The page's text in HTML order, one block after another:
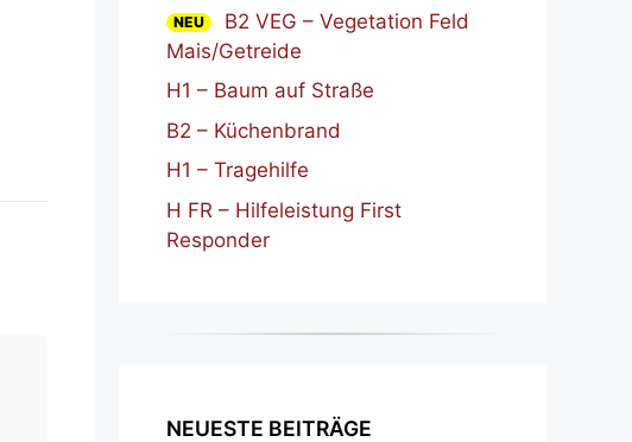
NEU
B2 VEG – Vegetation Feld
Mais/Getreide
H1 – Baum auf Straße
B2 – Küchenbrand
H1 – Tragehilfe
H FR – Hilfeleistung First
Responder
NEUESTE BEITRÄGE